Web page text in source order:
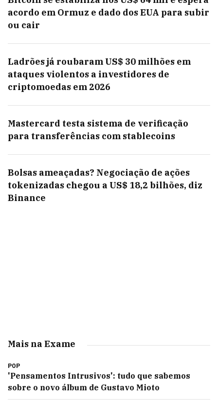
acordo em Ormuz e dado dos EUA para subir
ou cair
Ladrões já roubaram US$ 30 milhões em
ataques violentos a investidores de
criptomoedas em 2026
Mastercard testa sistema de verificação
para transferências com stablecoins
Bolsas ameaçadas? Negociação de ações
tokenizadas chegou a US$ 18,2 bilhões, diz
Binance
Mais na Exame
POP
'Pensamentos Intrusivos': tudo que sabemos
sobre o novo álbum de Gustavo Mioto